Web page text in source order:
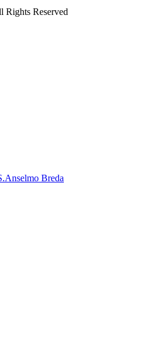
Breda
Reserved